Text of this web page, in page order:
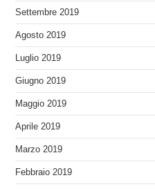
Settembre 2019
Agosto 2019
Luglio 2019
Giugno 2019
Maggio 2019
Aprile 2019
Marzo 2019
Febbraio 2019